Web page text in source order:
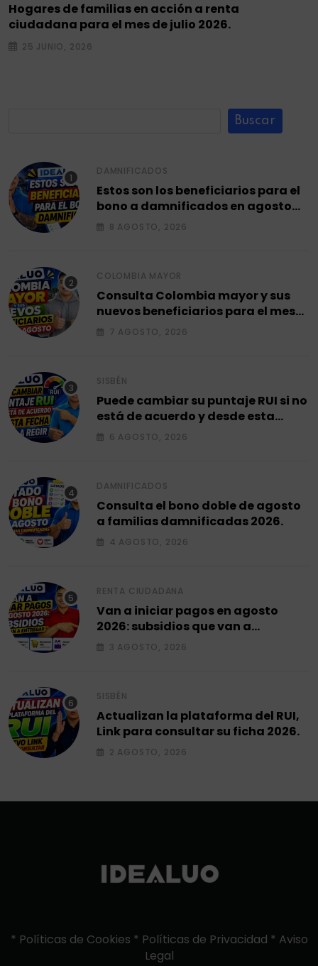
Hogares de familias en acción a renta
ciudadana para el mes de julio 2026.
25 JUNIO, 2026
Buscar
DAMNIFICADOS
Estos son los beneficiarios para el
bono a damnificados en agosto
2026.
8 AGOSTO, 2026
COLOMBIA MAYOR
Consulta Colombia mayor y sus
nuevos beneficiarios para el mes
de agosto 2026.
7 AGOSTO, 2026
SISBÉN
Puede cambiar su puntaje RUI si no
está de acuerdo y desde esta
fecha empieza a regir en el 2026.
6 AGOSTO, 2026
DAMNIFICADOS
Consulta el bono doble de agosto
a familias damnificadas 2026.
4 AGOSTO, 2026
RENTA CIUDADANA
Van a iniciar pagos en agosto
2026: subsidios que van a
entregar.
3 AGOSTO, 2026
SISBÉN
Actualizan la plataforma del RUI,
Link para consultar su ficha 2026.
2 AGOSTO, 2026
* Políticas de Cookies * Políticas de Privacidad * Aviso
Legal